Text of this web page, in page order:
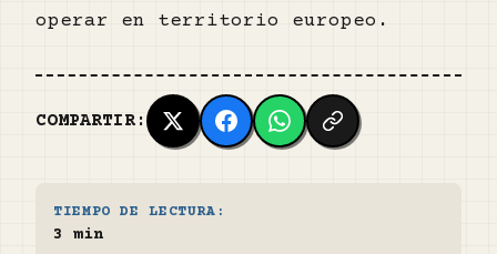
TIEMPO DE LECTURA:
3 min
operar en territorio europeo.
COMPARTIR: